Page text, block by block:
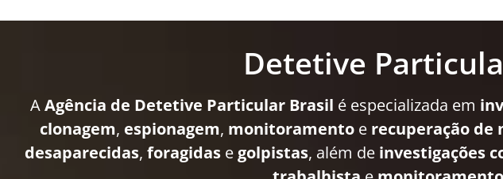
Detetive
AAgência de Detetive Particular Brasil é especializada em
clonagem, espionagem, monitoramentoe recuperação de
desaparecidas, foragidas e golpistas, além de investigações